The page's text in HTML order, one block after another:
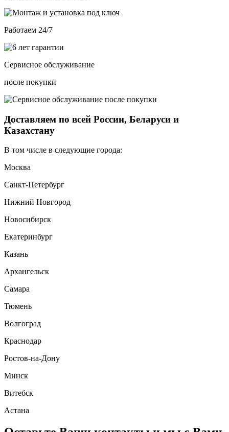
Работаем 24/7
Сервисное обслуживание
после покупки
Доставляем по всей России, Беларуси и
Казахстану
В том числе в следующие города:
Москва
Санкт-Петербург
Нижний Новгород
Новосибирск
Екатеринбург
Казань
Архангельск
Самара
Тюмень
Волгоград
Краснодар
Ростов-на-Дону
Минск
Витебск
Астана